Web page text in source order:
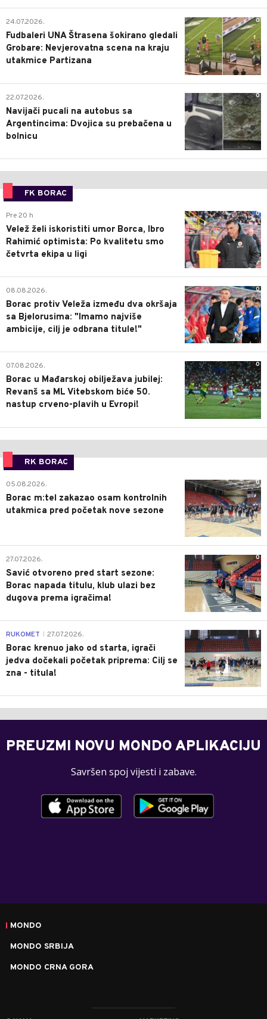
0
24.07.2026.
Fudbaleri UNA Štrasena šokirano gledali
Grobare: Nevjerovatna scena na kraju
utakmice Partizana
0
22.07.2026.
Navijači pucali na autobus sa
Argentincima: Dvojica su prebačena u
bolnicu
FK BORAC
0
Pre 20 h
Velež želi iskoristiti umor Borca, Ibro
Rahimić optimista: Po kvalitetu smo
četvrta ekipa u ligi
0
08.08.2026.
Borac protiv Veleža između dva okršaja
sa Bjelorusima: "Imamo najviše
ambicije, cilj je odbrana titule!"
0
07.08.2026.
Borac u Mađarskoj obilježava jubilej:
Revanš sa ML Vitebskom biće 50.
nastup crveno-plavih u Evropi!
RK BORAC
0
05.08.2026.
Borac m:tel zakazao osam kontrolnih
utakmica pred početak nove sezone
0
27.07.2026.
Savić otvoreno pred start sezone:
Borac napada titulu, klub ulazi bez
dugova prema igračima!
0
RUKOMET 27.07.2026.
Borac krenuo jako od starta, igrači
jedva dočekali početak priprema: Cilj se
zna - titula!
PREUZMI NOVU MONDO APLIKACIJU
Savršen spoj vijesti i zabave.
MONDO
MONDO SRBIJA
MONDO CRNA GORA